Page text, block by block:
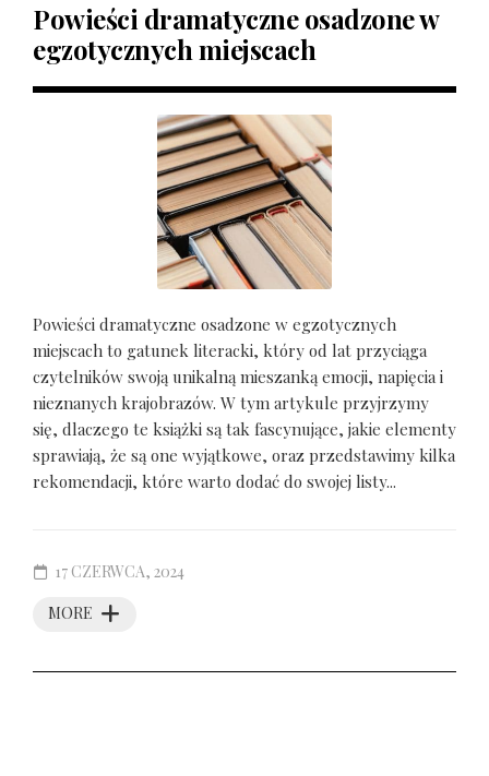
Powieści dramatyczne osadzone w
egzotycznych miejscach
Powieści dramatyczne osadzone w egzotycznych
miejscach to gatunek literacki, który od lat przyciąga
czytelników swoją unikalną mieszanką emocji, napięcia i
nieznanych krajobrazów. W tym artykule przyjrzymy
się, dlaczego te książki są tak fascynujące, jakie elementy
sprawiają, że są one wyjątkowe, oraz przedstawimy kilka
rekomendacji, które warto dodać do swojej listy...
MORE
17 CZERWCA, 2024